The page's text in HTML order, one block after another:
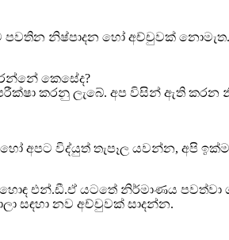
පවතින නිෂ්පාදන හෝ අච්චුවක්
කෙසේද?
කරනු ලැබේ. අප විසින් ඇති
අපට විද්යුත් තැපෑල යවන්න, අපි
එන්.ඩී.ඒ යටතේ නිර්මාණය පවත්වා
සඳහා නව අච්චුවක් සාදන්න.